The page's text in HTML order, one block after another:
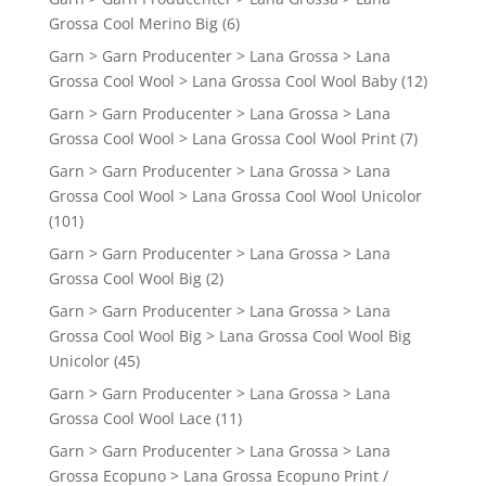
Grossa Cool Merino Big (6)
Garn > Garn Producenter > Lana Grossa > Lana
Grossa Cool Wool > Lana Grossa Cool Wool Baby (12)
Garn > Garn Producenter > Lana Grossa > Lana
Grossa Cool Wool > Lana Grossa Cool Wool Print (7)
Garn > Garn Producenter > Lana Grossa > Lana
Grossa Cool Wool > Lana Grossa Cool Wool Unicolor
(101)
Garn > Garn Producenter > Lana Grossa > Lana
Grossa Cool Wool Big (2)
Garn > Garn Producenter > Lana Grossa > Lana
Grossa Cool Wool Big > Lana Grossa Cool Wool Big
Unicolor (45)
Garn > Garn Producenter > Lana Grossa > Lana
Grossa Cool Wool Lace (11)
Garn > Garn Producenter > Lana Grossa > Lana
Grossa Ecopuno > Lana Grossa Ecopuno Print /